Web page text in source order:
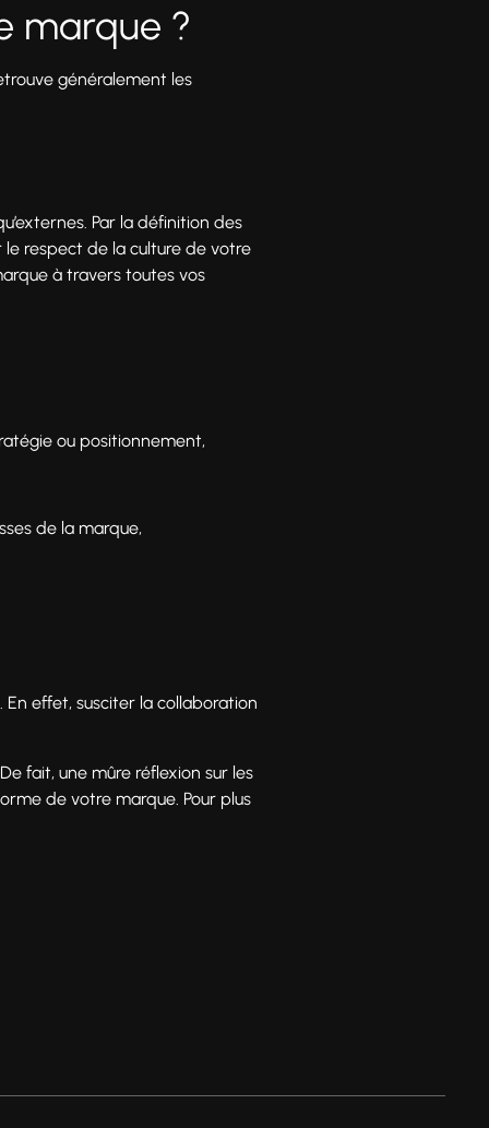
marque ?
généralement les
Par la définition des
respect de la culture de votre
à travers toutes vos
ou positionnement,
de la marque,
effet, susciter la collaboration
fait, une mûre réflexion sur les
de votre marque. Pour plus